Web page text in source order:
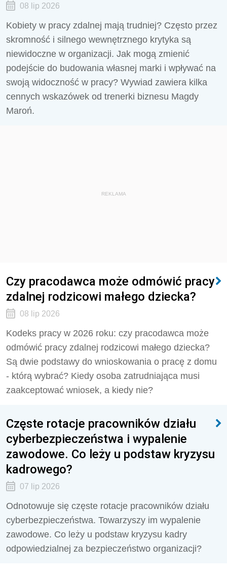
08 lip 2026
Kobiety w pracy zdalnej mają trudniej? Często przez
skromność i silnego wewnętrznego krytyka są
niewidoczne w organizacji. Jak mogą zmienić
podejście do budowania własnej marki i wpływać na
swoją widoczność w pracy? Wywiad zawiera kilka
cennych wskazówek od trenerki biznesu Magdy
Maroń.
REKLAMA
Czy pracodawca może odmówić pracy
zdalnej rodzicowi małego dziecka?
08 lip 2026
Kodeks pracy w 2026 roku: czy pracodawca może
odmówić pracy zdalnej rodzicowi małego dziecka?
Są dwie podstawy do wnioskowania o pracę z domu
- którą wybrać? Kiedy osoba zatrudniająca musi
zaakceptować wniosek, a kiedy nie?
Częste rotacje pracowników działu
cyberbezpieczeństwa i wypalenie
zawodowe. Co leży u podstaw kryzysu
kadrowego?
07 lip 2026
Odnotowuje się częste rotacje pracowników działu
cyberbezpieczeństwa. Towarzyszy im wypalenie
zawodowe. Co leży u podstaw kryzysu kadry
odpowiedzialnej za bezpieczeństwo organizacji?